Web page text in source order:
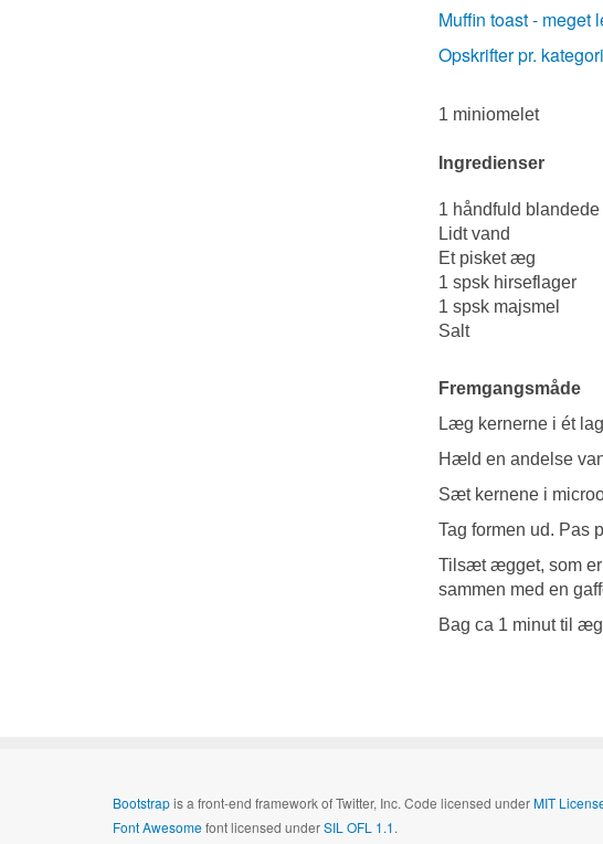
Muffin toast - meget
Opskrifter pr. kategori
1 miniomelet
Ingredienser
1 håndfuld
Lidt vand
Et pisket æg
1 spsk hirseflager
1 spsk majsmel
Salt
Fremgangsmåde
Læg kernerne i ét
Hæld en andelse
Sæt kernene i
Tag formen ud. Pas
Tilsæt ægget, som er
sammen med en
Bag ca 1 minut til
Bootstrapis a front-end framework of Twitter, Inc. Code licensed underMIT
Font Awesomefont licensed underSIL OFL 1.1.